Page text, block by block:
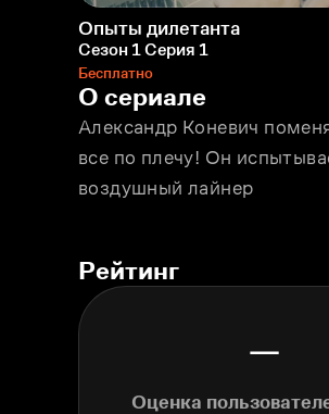
Опыты дилетанта
Сезон 1 Серия 1
Бесплатно
О сериале
Александр Коневич
все по плечу! Он
воздушный лайнер
Рейтинг
—
Оценка